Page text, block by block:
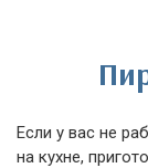
Если у вас не
на кухне,